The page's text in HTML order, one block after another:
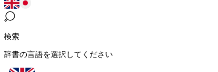
検索
辞書の言語を選択してください